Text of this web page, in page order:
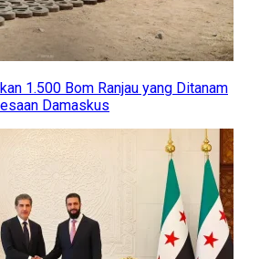
1.500 Bom Ranjau yang Ditanam
Damaskus